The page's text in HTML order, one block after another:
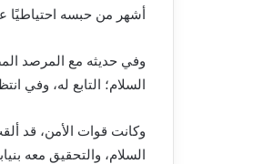
أشهر من حبسه احتياطيًا على ذمة القضية رقم
وفي حديثه مع المرصد
السلام؛ التابع له، وفي
السلام، والتحقيق معه